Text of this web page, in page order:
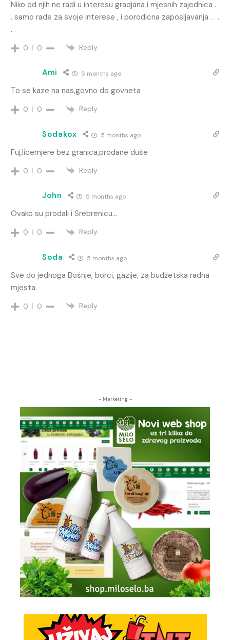
Niko od njih ne radi u interesu gradjana i mjesnih zajednica .
. samo rade za svoje interese , i porodicna zaposljavanja . . .
.
0 0 Reply
Ami 5 months ago
To se kaze na nas,govno do govneta
0 0 Reply
Sodakox 5 months ago
Fuj,licemjere bez granica,prodane duše
0 0 Reply
John 5 months ago
Ovako su prodali i Srebrenicu…
0 0 Reply
Soda 5 months ago
Sve do jednoga Bošnje, borci, gazije, za budžetska radna
mjesta.
0 0 Reply
- Marketing -